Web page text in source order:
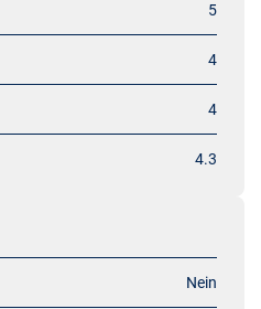
5
4
4
4.3
Nein